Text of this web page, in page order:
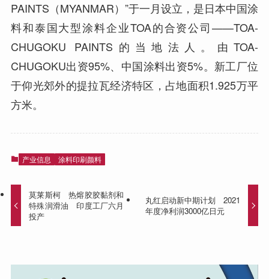
PAINTS（MYANMAR）”于一月设立，是日本中国涂
料和泰国大型涂料企业TOA的合资公司——TOA-
CHUGOKU PAINTS的当地法人。由TOA-
CHUGOKU出资95%、中国涂料出资5%。新工厂位
于仰光郊外的提拉瓦经济特区，占地面积1.925万平
方米。
产业信息 涂料印刷颜料
莫莱斯柯 热熔胶胶黏剂和
特殊润滑油 印度工厂六月
投产
丸红启动新中期计划 2021
年度净利润3000亿日元